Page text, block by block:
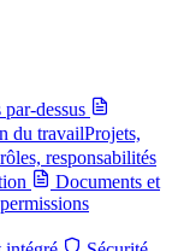
dessus
du travailProjets,
responsabilités
Documents et